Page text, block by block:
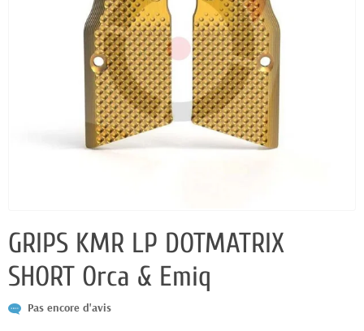
GRIPS KMR LP DOTMATRIX
SHORT Orca & Emiq
Pas encore d'avis